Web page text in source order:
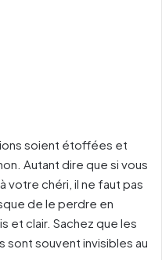
soient étoffées et
Autant dire que si vous
votre chéri, il ne faut pas
de le perdre en
et clair. Sachez que les
souvent invisibles au